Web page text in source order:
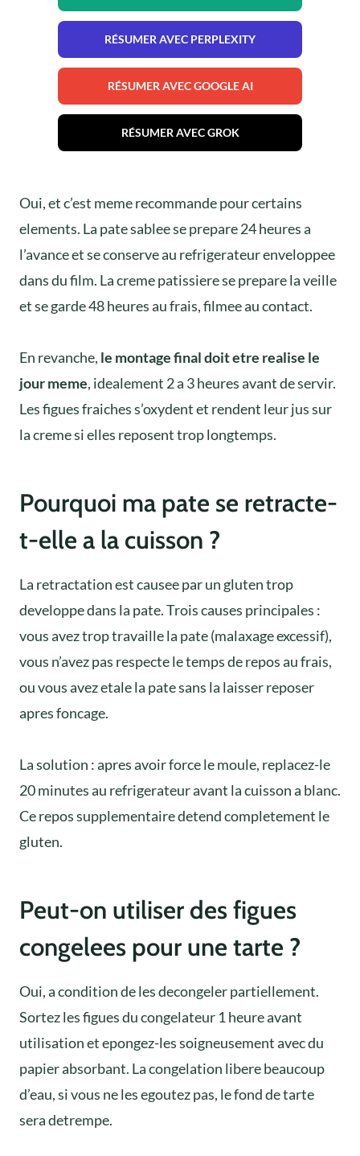
RÉSUMER AVEC PERPLEXITY
RÉSUMER AVEC GOOGLE AI
RÉSUMER AVEC GROK
Oui, et c’est meme recommande pour certains
elements. La pate sablee se prepare 24 heures a
l’avance et se conserve au refrigerateur enveloppee
dans du film. La creme patissiere se prepare la veille
et se garde 48 heures au frais, filmee au contact.
En revanche, le montage final doit etre realise le
jour meme, idealement 2 a 3 heures avant de servir.
Les figues fraiches s’oxydent et rendent leur jus sur
la creme si elles reposent trop longtemps.
Pourquoi ma pate se retracte-
t-elle a la cuisson ?
La retractation est causee par un gluten trop
developpe dans la pate. Trois causes principales :
vous avez trop travaille la pate (malaxage excessif),
vous n’avez pas respecte le temps de repos au frais,
ou vous avez etale la pate sans la laisser reposer
apres foncage.
La solution : apres avoir force le moule, replacez-le
20 minutes au refrigerateur avant la cuisson a blanc.
Ce repos supplementaire detend completement le
gluten.
Peut-on utiliser des figues
congelees pour une tarte ?
Oui, a condition de les decongeler partiellement.
Sortez les figues du congelateur 1 heure avant
utilisation et epongez-les soigneusement avec du
papier absorbant. La congelation libere beaucoup
d’eau, si vous ne les egoutez pas, le fond de tarte
sera detrempe.